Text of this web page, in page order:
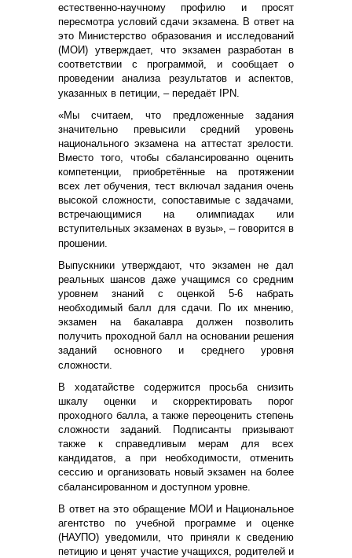
естественно-научному профилю и просят
пересмотра условий сдачи экзамена. В ответ на
это Министерство образования и исследований
(МОИ) утверждает, что экзамен разработан в
соответствии с программой, и сообщает о
проведении анализа результатов и аспектов,
указанных в петиции, – передаёт IPN.
«Мы считаем, что предложенные задания
значительно превысили средний уровень
национального экзамена на аттестат зрелости.
Вместо того, чтобы сбалансированно оценить
компетенции, приобретённые на протяжении
всех лет обучения, тест включал задания очень
высокой сложности, сопоставимые с задачами,
встречающимися на олимпиадах или
вступительных экзаменах в вузы», – говорится в
прошении.
Выпускники утверждают, что экзамен не дал
реальных шансов даже учащимся со средним
уровнем знаний с оценкой 5-6 набрать
необходимый балл для сдачи. По их мнению,
экзамен на бакалавра должен позволить
получить проходной балл на основании решения
заданий основного и среднего уровня
сложности.
В ходатайстве содержится просьба снизить
шкалу оценки и скорректировать порог
проходного балла, а также переоценить степень
сложности заданий. Подписанты призывают
также к справедливым мерам для всех
кандидатов, а при необходимости, отменить
сессию и организовать новый экзамен на более
сбалансированном и доступном уровне.
В ответ на это обращение МОИ и Национальное
агентство по учебной программе и оценке
(НАУПО) уведомили, что приняли к сведению
петицию и ценят участие учащихся, родителей и